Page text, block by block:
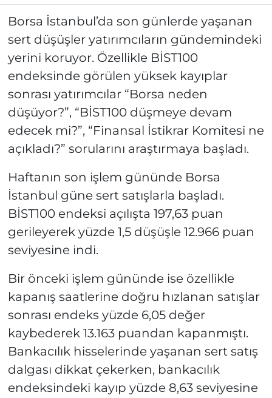
Borsa İstanbul’da son günlerde yaşanan
sert düşüşler yatırımcıların gündemindeki
yerini koruyor. Özellikle BİST100
endeksinde görülen yüksek kayıplar
sonrası yatırımcılar “Borsa neden
düşüyor?”, “BİST100 düşmeye devam
edecek mi?”, “Finansal İstikrar Komitesi ne
açıkladı?” sorularını araştırmaya başladı.
Haftanın son işlem gününde Borsa
İstanbul güne sert satışlarla başladı.
BİST100 endeksi açılışta 197,63 puan
gerileyerek yüzde 1,5 düşüşle 12.966 puan
seviyesine indi.
Bir önceki işlem gününde ise özellikle
kapanış saatlerine doğru hızlanan satışlar
sonrası endeks yüzde 6,05 değer
kaybederek 13.163 puandan kapanmıştı.
Bankacılık hisselerinde yaşanan sert satış
dalgası dikkat çekerken, bankacılık
endeksindeki kayıp yüzde 8,63 seviyesine